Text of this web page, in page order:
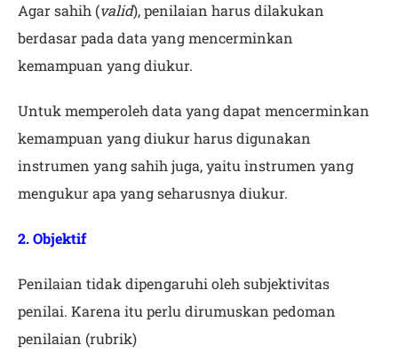
Agar sahih (valid), penilaian harus dilakukan
berdasar pada data yang mencerminkan
kemampuan yang diukur.
Untuk memperoleh data yang dapat mencerminkan
kemampuan yang diukur harus digunakan
instrumen yang sahih juga, yaitu instrumen yang
mengukur apa yang seharusnya diukur.
2. Objektif
Penilaian tidak dipengaruhi oleh subjektivitas
penilai. Karena itu perlu dirumuskan pedoman
penilaian (rubrik)